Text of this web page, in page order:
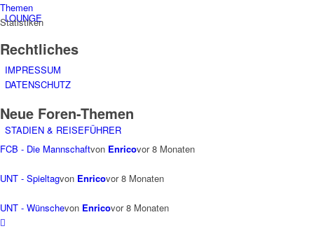
LOUNGE
STADIEN & REISEFÜHRER
Themen
Statistiken
Rechtliches
IMPRESSUM
DATENSCHUTZ
Neue Foren-Themen
FCB - Die Mannschaftvon Enricovor 8 Monaten
UNT - Spieltagvon Enricovor 8 Monaten
UNT - Wünschevon Enricovor 8 Monaten